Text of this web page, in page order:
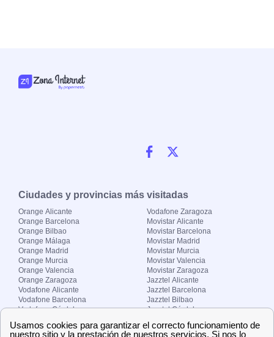
Ciudades y provincias más visitadas
Orange Alicante
Orange Barcelona
Orange Bilbao
Orange Málaga
Orange Madrid
Orange Murcia
Orange Valencia
Orange Zaragoza
Vodafone Alicante
Vodafone Barcelona
Vodafone Córdoba
Vodafone Madrid
Vodafone Zaragoza
Movistar Alicante
Movistar Barcelona
Movistar Madrid
Movistar Murcia
Movistar Valencia
Movistar Zaragoza
Jazztel Alicante
Jazztel Barcelona
Jazztel Bilbao
Jazztel Córdoba
Jazztel Málaga